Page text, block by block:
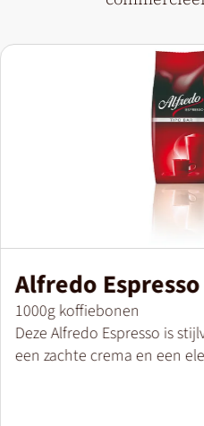
Alfredo
Verpakkingsgrootte
1000g koffiebonen
Deze Alfredo Espresso is
een zachte crema en een